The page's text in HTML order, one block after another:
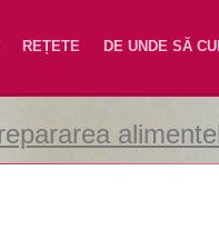
REȚETE DE UNDE SĂ